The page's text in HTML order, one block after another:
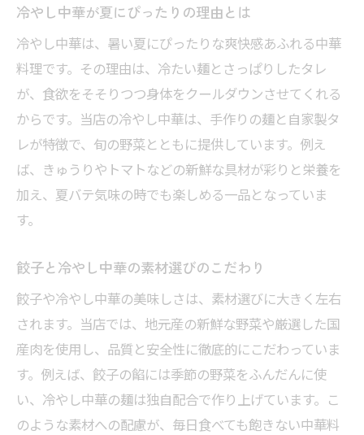
中華料理で広がる爽やかな夏の食卓
冷やし中華のタレに隠された中華の工夫
当店おすすめ中華冷やし中華の特徴
餃子にこだわるなら春日部の手作り中華が正解
手作り中華餃子で味わうこだわり食感
中華の技が光る餃子と冷やし中華の組み合
わせ
冷やし中華と一緒に楽しむ中華餃子の魅力
春日部で選びたい手作り中華の理由
自信作の中華餃子で味わう満足感
中華餃子の手作りに込めた当店の想い
一口で広がる中華餃子の贅沢な味わい
冷やし中華との相性が抜群な中華餃子
冷やし中華が夏にぴったりの理由とは
冷やし中華は、暑い夏にぴったりな爽快感あふれる中華
料理です。その理由は、冷たい麺とさっぱりしたタレ
が、食欲をそそりつつ身体をクールダウンさせてくれる
からです。当店の冷やし中華は、手作りの麺と自家製タ
レが特徴で、旬の野菜とともに提供しています。例え
ば、きゅうりやトマトなどの新鮮な具材が彩りと栄養を
加え、夏バテ気味の時でも楽しめる一品となっていま
す。
餃子と冷やし中華の素材選びのこだわり
餃子や冷やし中華の美味しさは、素材選びに大きく左右
されます。当店では、地元産の新鮮な野菜や厳選した国
産肉を使用し、品質と安全性に徹底的にこだわっていま
す。例えば、餃子の餡には季節の野菜をふんだんに使
い、冷やし中華の麺は独自配合で作り上げています。こ
のような素材への配慮が、毎日食べても飽きない中華料